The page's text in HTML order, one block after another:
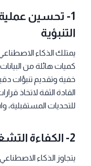
1- تحسين عملية
التنبؤية
يمتلك الذكاء
كميات هائلة من
خفية وتقديم تنبؤات
القادة الثقة لاتخاذ
للتحديات
2- الكفاءة التشغيلية والأتمتة
يتجاوز الذكاء